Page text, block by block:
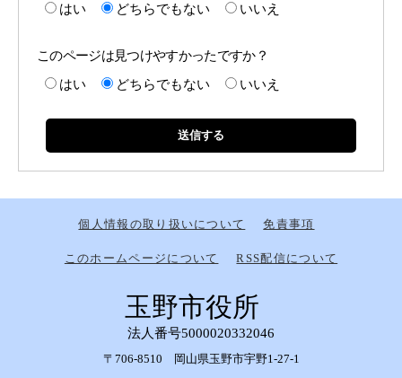
はい
どちらでもない いいえ
このページは見つけやすかったですか？
はい
どちらでもない いいえ
個人情報の取り扱いについて 免責事項
このホームページについて RSS配信について
玉野市役所
法人番号5000020332046
〒706-8510 岡山県玉野市宇野1-27-1